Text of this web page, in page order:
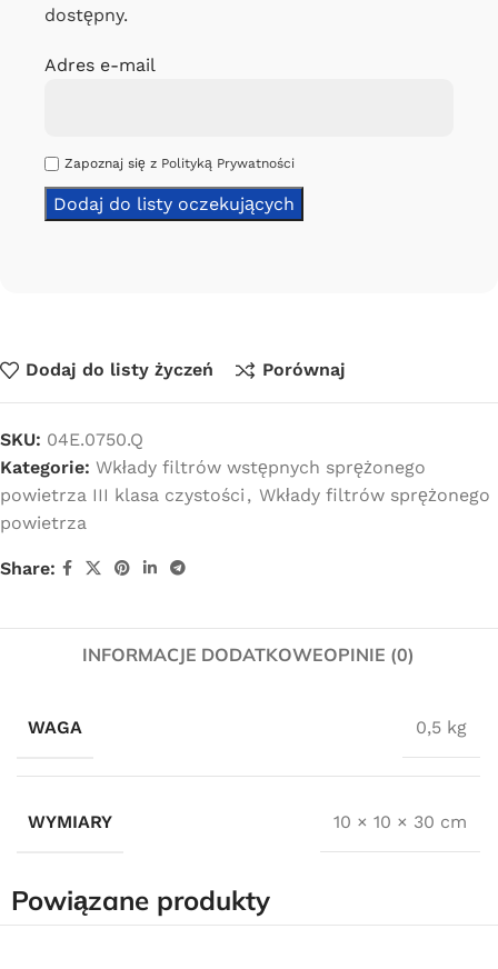
dostępny.
Adres e-mail
Zapoznaj się z Polityką Prywatności
Dodaj do listy życzeń Porównaj
SKU: 04E.0750.Q
Kategorie: Wkłady filtrów wstępnych sprężonego
powietrza III klasa czystości , Wkłady filtrów sprężonego
powietrza
Share:
INFORMACJE DODATKOWEOPINIE (0)
WAGA 0,5 kg
WYMIARY 10 × 10 × 30 cm
Powiązane produkty
dla wszystkich zamówień złożonych w sklepie
Oferta ograniczona czasowo